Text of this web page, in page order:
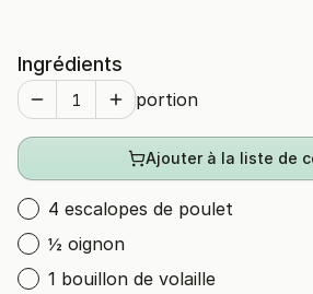
Ingrédients
portion
Ajouter à la liste de
4 escalopes de poulet
½ oignon
1 bouillon de volaille